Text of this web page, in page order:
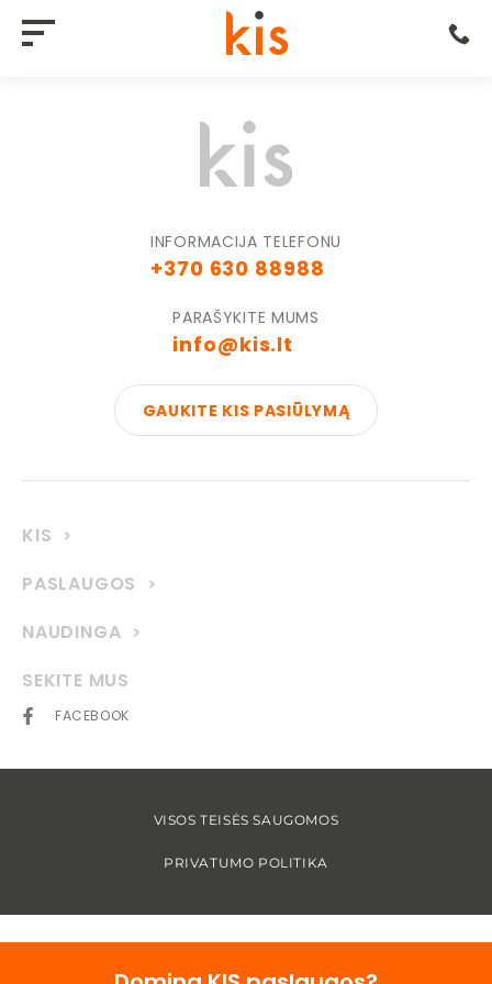
INFORMACIJA TELEFONU
+370 630 88988
PARAŠYKITE MUMS
info@kis.lt
GAUKITE KIS PASIŪLYMĄ
KIS
PASLAUGOS
NAUDINGA
SEKITE MUS
FACEBOOK
VISOS TEISĖS SAUGOMOS
PRIVATUMO POLITIKA